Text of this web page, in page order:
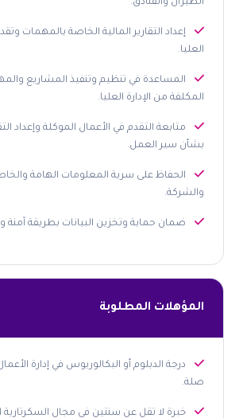
الطيران والفنادق.
إعداد التقارير المالية الخاصة بالمهمات
العليا.
المساعدة في تنظيم وتنفيذ المشاريع
المكلفة من الإدارة العليا.
متابعة التقدم في الأعمال الموكلة وإعداد
بشأن سير العمل.
الحفاظ على سرية المعلومات الهامة والخاصة
والشركة.
ضمان حماية وتخزين البيانات بطريقة آمنة
المؤهلات المطلوبة
درجة الدبلوم أو البكالوريوس في إدارة
صلة.
خبرة لا تقل عن سنتين في مجال السكرتارية